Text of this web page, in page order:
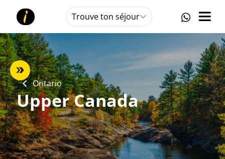
Trouve ton séjour
Ontario
Upper Canada